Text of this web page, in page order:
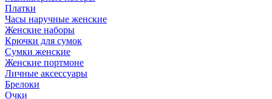
Платки
Часы наручные женские
Женские наборы
Крючки для сумок
Сумки женские
Женские портмоне
Личные аксессуары
Брелоки
Очки